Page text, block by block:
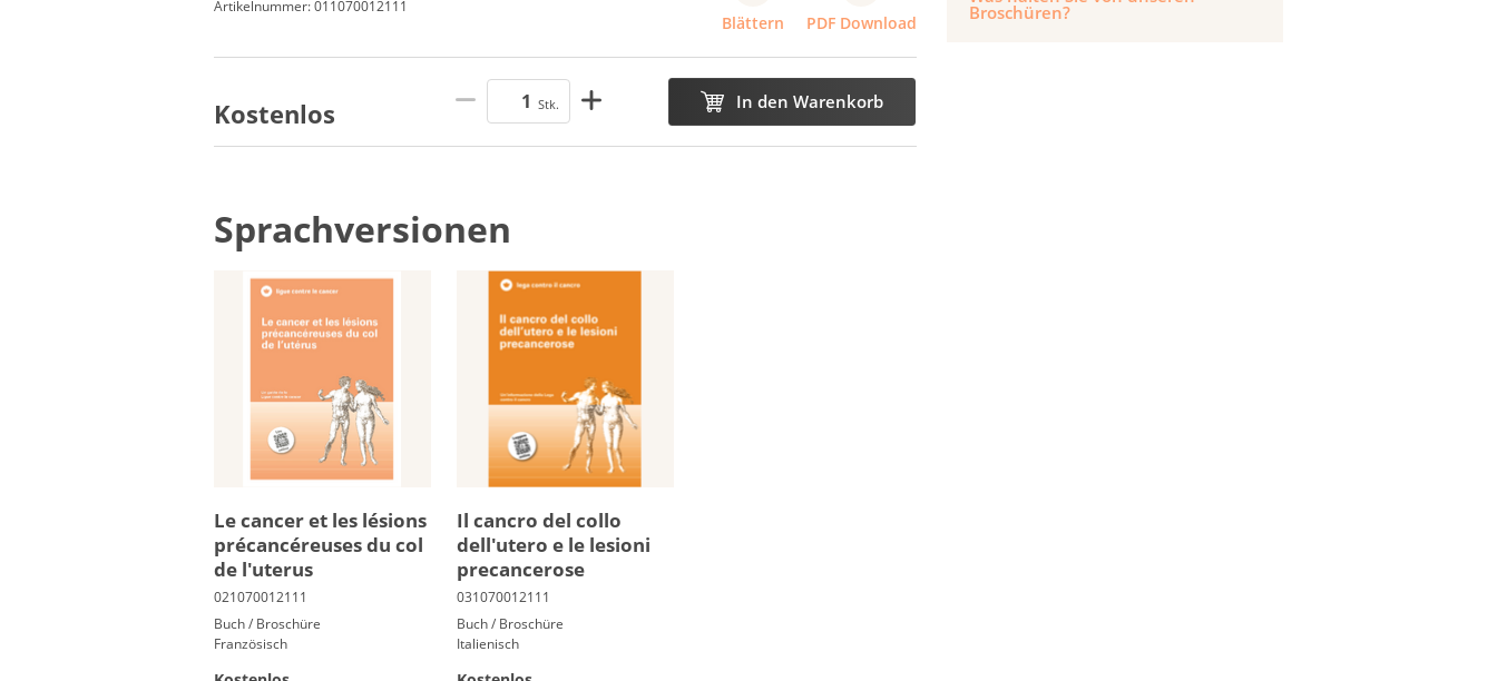
Artikelnummer: 011070012111
Blättern PDF Download
Kostenlos Stk. In den Warenkorb
Sprachversionen
Le can­cer et les lé­sions
pré­can­cé­reuses du col
de l'ute­rus
Buch / Broschüre
Französisch
Il cancro del collo
dell'utero e le le­sioni
pre­cancero­se
Buch / Broschüre
Italienisch
Broschüren?